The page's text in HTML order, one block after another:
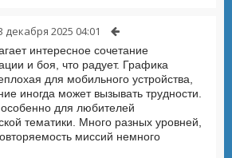
декабря 2025 04:01
интересное сочетание
и боя, что радует. Графика
для мобильного устройства,
иногда может вызывать трудности.
особенно для любителей
тематики. Много разных уровней,
миссий немного